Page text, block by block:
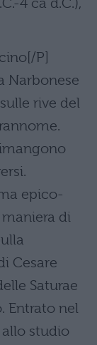
P]
Narbonese
rive del
epico-
di
Cesare
Saturae
Entrato nel
studio